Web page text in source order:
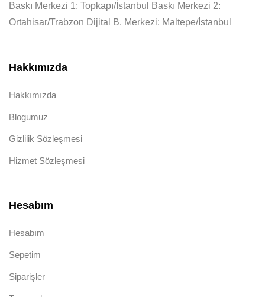
Baskı Merkezi 1: Topkapı/İstanbul Baskı Merkezi 2:
Ortahisar/Trabzon Dijital B. Merkezi: Maltepe/İstanbul
Hakkımızda
Hakkımızda
Blogumuz
Gizlilik Sözleşmesi
Hizmet Sözleşmesi
Hesabım
Hesabım
Sepetim
Siparişler